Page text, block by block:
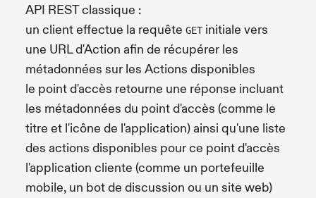
API REST classique :
un client effectue la requête GETinitiale vers
une URL d'Action afin de récupérer les
métadonnées sur les Actions disponibles
le point d'accès retourne une réponse incluant
les métadonnées du point d'accès (comme le
titre et l'icône de l'application) ainsi qu'une liste
des actions disponibles pour ce point d'accès
l'application cliente (comme un portefeuille
mobile, un bot de discussion ou un site web)